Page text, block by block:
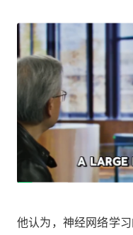
他认为，神经网络学